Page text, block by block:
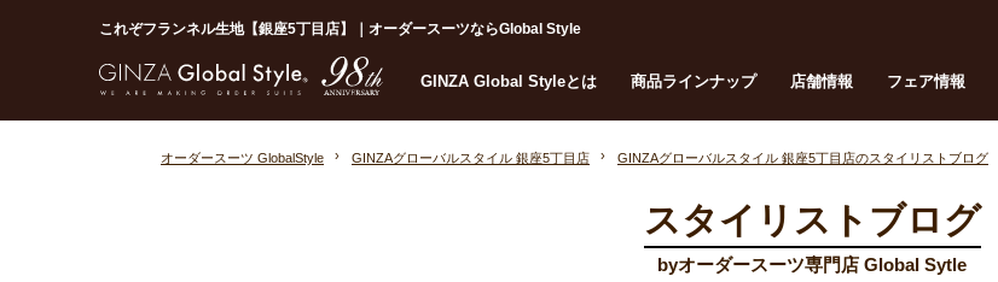
これぞフランネル生地【銀座5丁目店】｜オーダースーツならGlobal Style
GINZA Global Styleとは 商品ラインナップ 店舗情報 フェア情報
オーダースーツ GlobalStyle GINZAグローバルスタイル 銀座5丁目店 GINZAグローバルスタイル 銀座5丁目店のスタイリストブログ
スタイリストブログ
byオーダースーツ専門店 Global Sytle